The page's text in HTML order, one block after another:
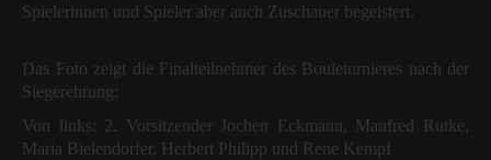
Spielerinnen und Spieler aber auch Zuschauer begeistert.
Das Foto zeigt die Finalteilnehmer des Bouleturnieres nach der
Siegerehrung:
Von links: 2. Vorsitzender Jochen Eckmann, Manfred Rutke,
Maria Bielendorfer, Herbert Philipp und Rene Kempf